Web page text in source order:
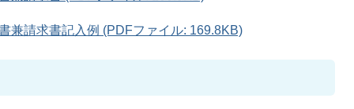
兼請求書記入例 (PDFファイル: 169.8KB)